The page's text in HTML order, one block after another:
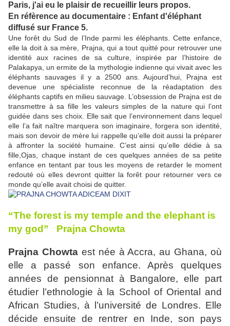
Paris, j'ai eu le plaisir de recueillir leurs propos.
En réfèrence au documentaire : Enfant d'éléphant
diffusé sur France 5.
Une forêt du Sud de l’Inde parmi les éléphants. Cette enfance,
elle la doit à sa mère, Prajna, qui a tout quitté pour retrouver une
identité aux racines de sa culture, inspirée par l’histoire de
Palakapya, un ermite de la mythologie indienne qui vivait avec les
éléphants sauvages il y a 2500 ans. Aujourd’hui, Prajna est
devenue une spécialiste reconnue de la réadaptation des
éléphants captifs en milieu sauvage. L’obsession de Prajna est de
transmettre à sa fille les valeurs simples de la nature qui l’ont
guidée dans ses choix. Elle sait que l’environnement dans lequel
elle l’a fait naître marquera son imaginaire, forgera son identité,
mais son devoir de mère lui rappelle qu’elle doit aussi la préparer
à affronter la société humaine. C’est ainsi qu’elle dédie à sa
fille,Ojas, chaque instant de ces quelques années de sa petite
enfance en tentant par tous les moyens de retarder le moment
redouté où elles devront quitter la forêt pour retourner vers ce
monde qu’elle avait choisi de quitter.
“The forest is my temple and the elephant is
my god” Prajna Chowta
Prajna Chowtaest née à Accra, au Ghana, où
elle a passé son enfance. Après quelques
années de pensionnat à Bangalore, elle part
étudier l’ethnologie à la School of Oriental and
African Studies, à l’université de Londres. Elle
décide ensuite de rentrer en Inde, son pays